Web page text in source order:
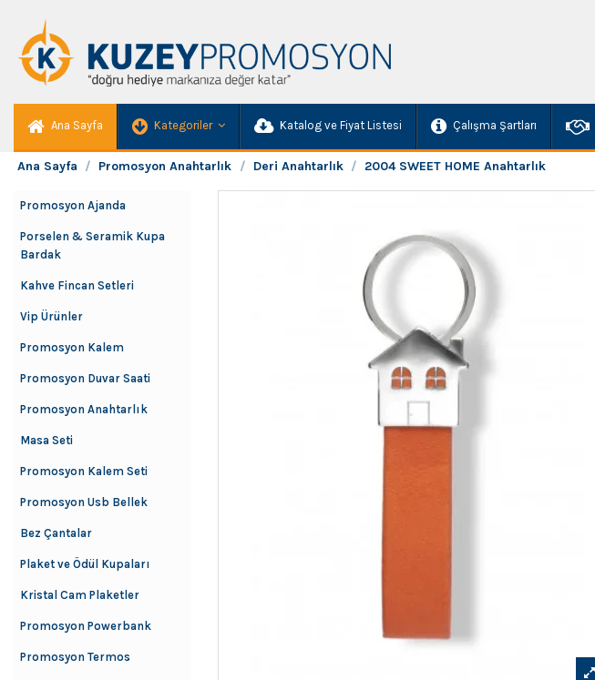
Ana Sayfa Kategoriler Katalog ve Fiyat Listesi Çalışma Şartları
Ana Sayfa Promosyon Anahtarlık Deri Anahtarlık 2004 SWEET HOME Anahtarlık
Promosyon Ajanda
Porselen & Seramik Kupa
Bardak
Kahve Fincan Setleri
Vip Ürünler
Promosyon Kalem
Promosyon Duvar Saati
Promosyon Anahtarlık
Masa Seti
Promosyon Kalem Seti
Promosyon Usb Bellek
Bez Çantalar
Plaket ve Ödül Kupaları
Kristal Cam Plaketler
Promosyon Powerbank
Promosyon Termos